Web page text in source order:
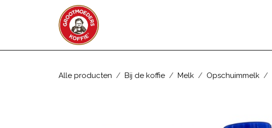
Overslaan naar inhoud
Alle producten Bij de koffie Melk Opschuimmelk